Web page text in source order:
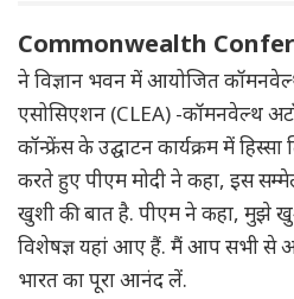
Commonwealth
ने विज्ञान भवन में आयोजित
एसोसिएशन (CLEA) -कॉमनवेल्थ
कॉन्फ्रेंस के उद्घाटन कार्यक्रम में हिस्सा
करते हुए पीएम मोदी ने कहा, इस
खुशी की बात है. पीएम ने कहा, मुझे
विशेषज्ञ यहां आए हैं. मैं आप सभी से
भारत का पूरा आनंद लें.